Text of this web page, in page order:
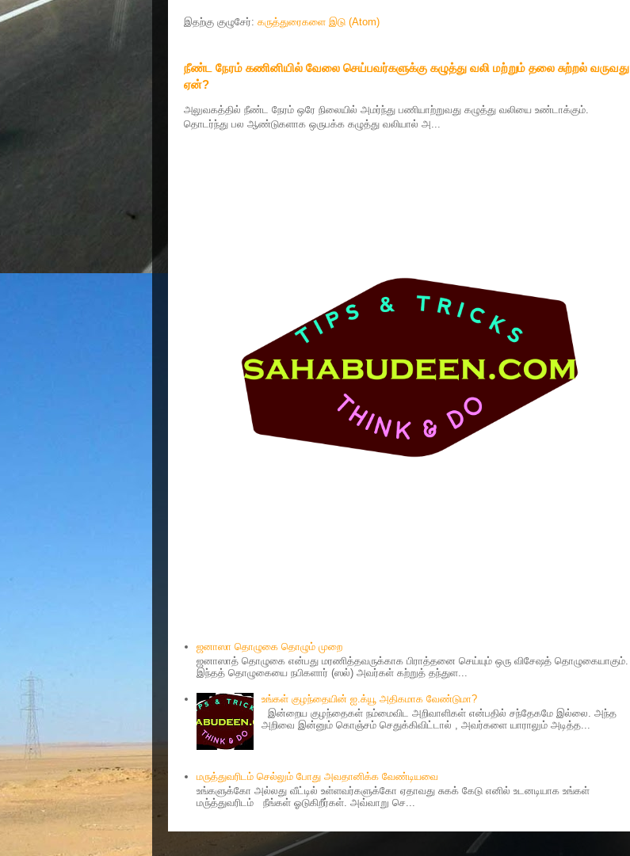
இதற்கு குழுசேர்: கருத்துரைகளை இடு (Atom)
நீண்ட நேரம் கணினியில் வேலை செய்பவர்களுக்கு கழுத்து வலி மற்றும் தலை சுற்றல் வருவது
ஏன்?
அலுவகத்தில் நீண்ட நேரம் ஒரே நிலையில் அமர்ந்து பணியாற்றுவது கழுத்து வலியை உண்டாக்கும்.
தொடர்ந்து பல ஆண்டுகளாக ஒருபக்க கழுத்து வலியால் அ...
ஜனாஸா தொழுகை தொழும் முறை
ஜனாஸாத் தொழுகை என்பது மரணித்தவருக்காக பிராத்தனை செய்யும் ஒரு விசேஷத் தொழுகையாகும்.
இந்தத் தொழுகையை நபிகளார் (ஸல்) அவர்கள் கற்றுத் தந்துள...
உங்கள் குழந்தையின் ஐ.க்யூ அதிகமாக வேண்டுமா?
இன்றைய குழந்தைகள் நம்மைவிட அறிவாளிகள் என்பதில் சந்தேகமே இல்லை. அந்த
அறிவை இன்னும் கொஞ்சம் செதுக்கிவிட்டால் , அவர்களை யாராலும் அடித்த...
மருத்துவரிடம் செல்லும் போது அவதானிக்க வேண்டியவை
உங்களுக்கோ அல்லது வீட்டில் உள்ளவர்களுக்கோ ஏதாவது சுகக் கேடு எனில் உடனடியாக உங்கள்
மரு்த்துவரிடம் நீங்கள் ஓடுகிறீர்கள். அவ்வாறு செ...